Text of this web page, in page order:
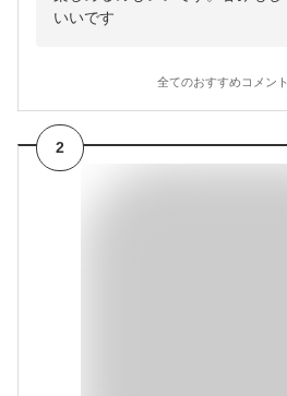
いいです
全てのおすすめコメント
2